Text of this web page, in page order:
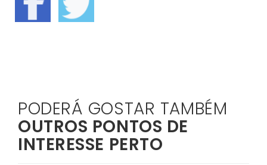
PODERÁ GOSTAR TAMBÉM
OUTROS PONTOS DE
INTERESSE PERTO